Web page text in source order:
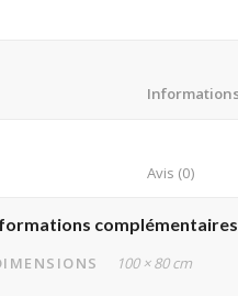
complémentaires
100 × 80 cm